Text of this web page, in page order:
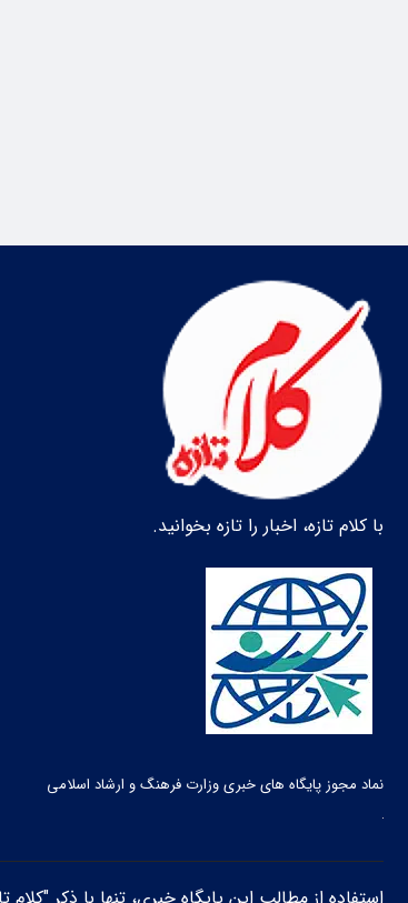
با کلام تازه، اخبار را تازه بخوانید.
نماد مجوز پایگاه های خبری وزارت فرهنگ و ارشاد اسلامی